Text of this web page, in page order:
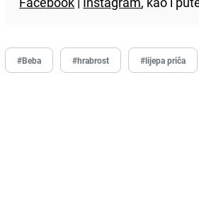
#Beba #hrabrost #lijepa priča